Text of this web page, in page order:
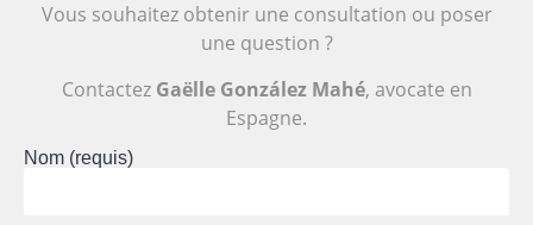
Vous souhaitez obtenir une consultation ou poser
une question ?
Contactez Gaëlle González Mahé, avocate en
Espagne.
Nom (requis)